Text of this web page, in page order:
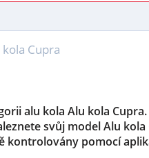
Cupra
alu kola Alu kola
svůj model Alu
kontrolovány pomocí